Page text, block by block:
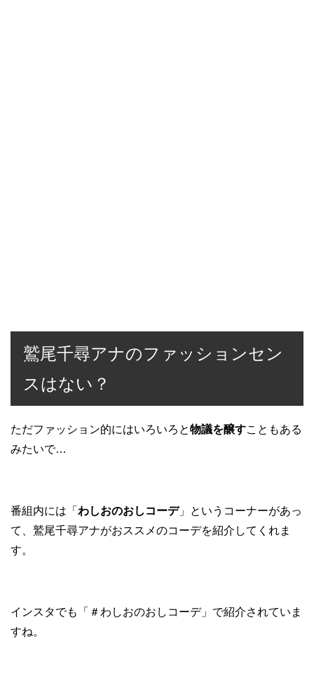
鷲尾千尋アナのファッションセン
スはない？
ただファッション的にはいろいろと物議を醸すこともある
みたいで…
番組内には「 わしおのおしコーデ」というコーナーがあっ
て、鷲尾千尋アナがおススメのコーデを紹介してくれま
す。
インスタでも「＃わしおのおしコーデ」で紹介されていま
すね。